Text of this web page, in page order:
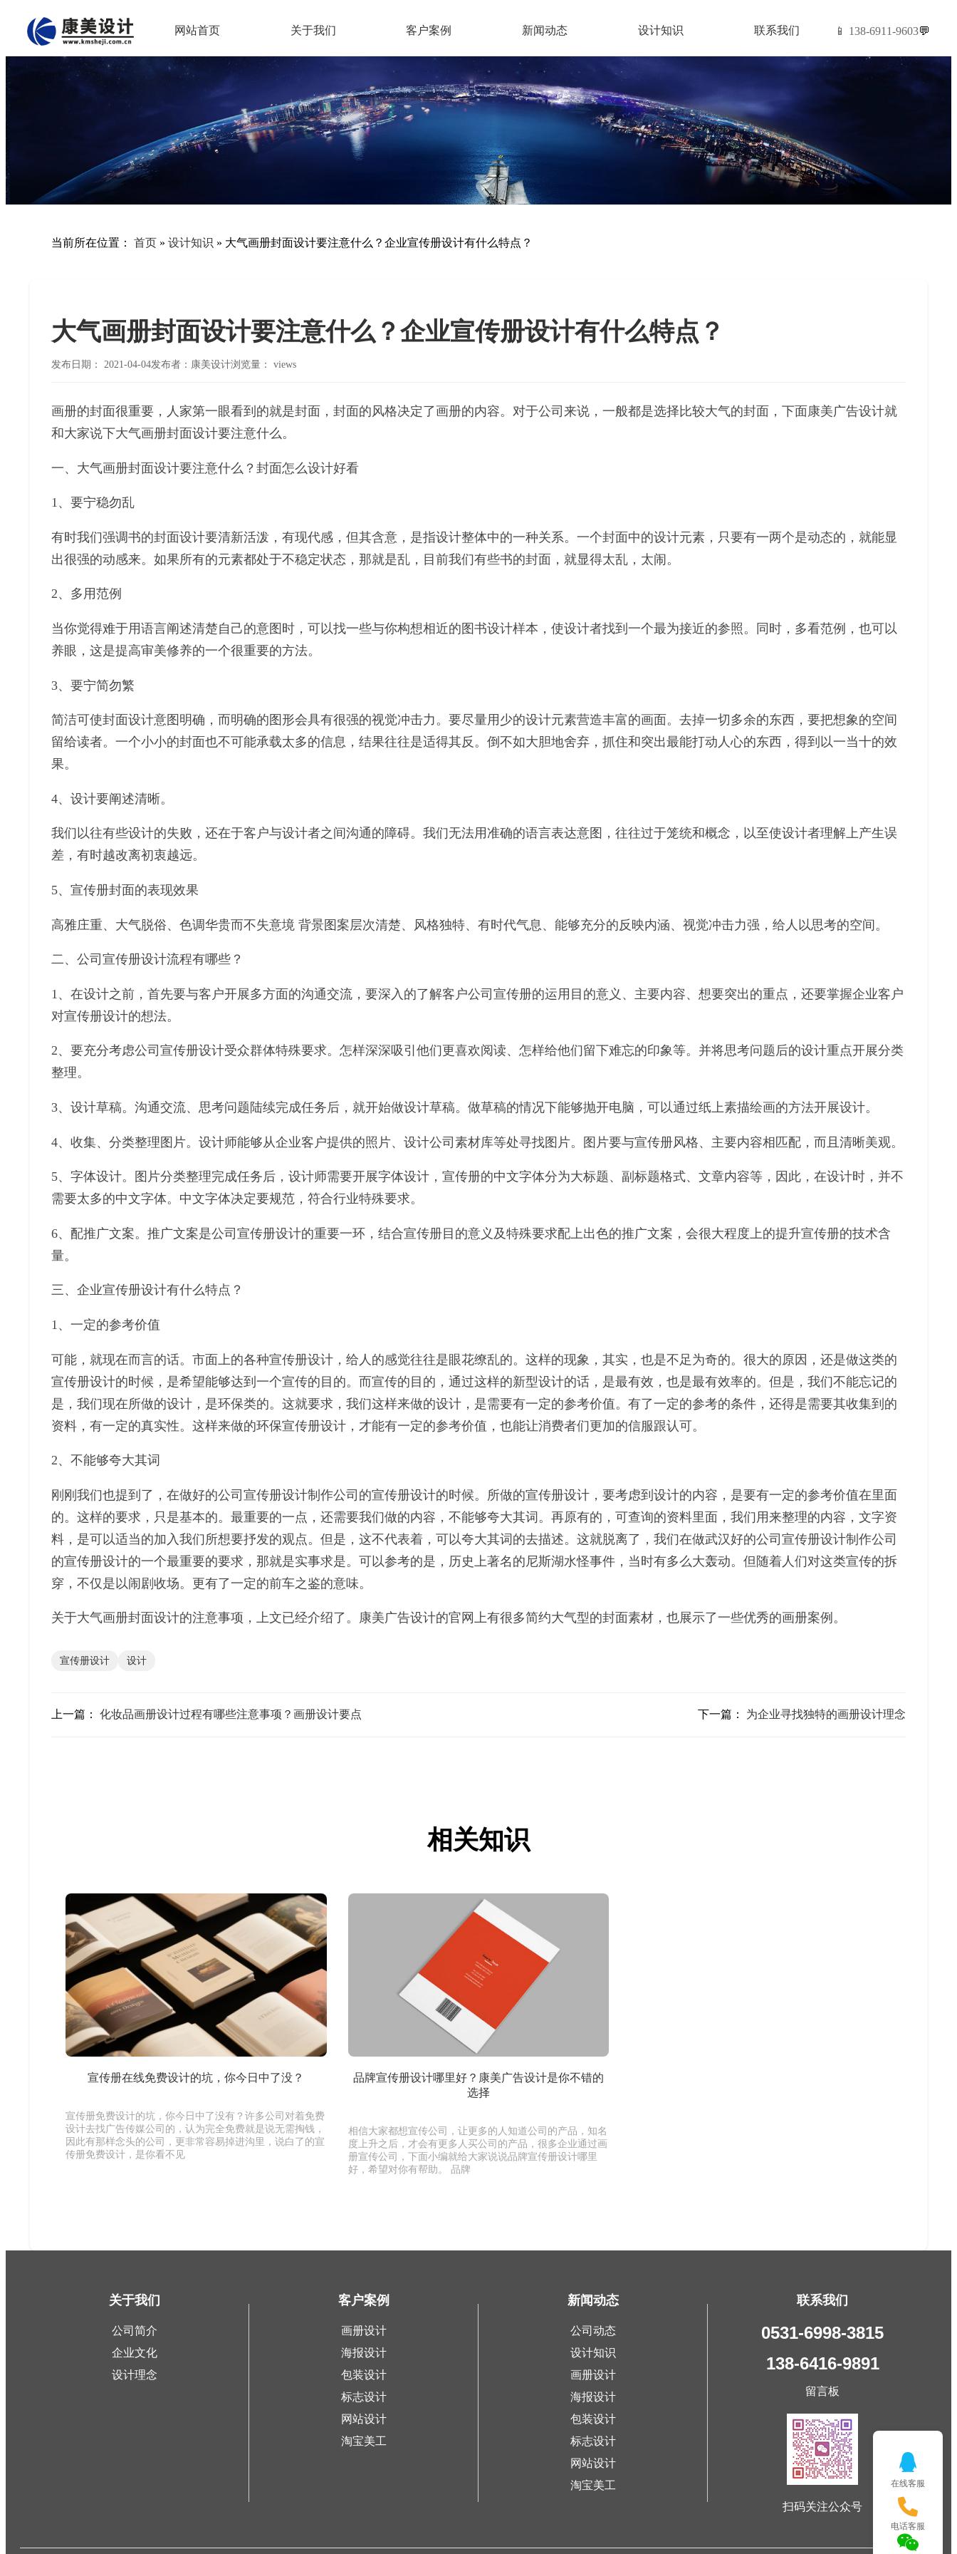
网站首页 关于我们 客户案例 新闻动态 设计知识 联系我们 📱 138-6911-9603💬
当前所在位置： 首页 » 设计知识 » 大气画册封面设计要注意什么？企业宣传册设计有什么特点？
大气画册封面设计要注意什么？企业宣传册设计有什么特点？
发布日期： 2021-04-04发布者：康美设计浏览量： views
画册的封面很重要，人家第一眼看到的就是封面，封面的风格决定了画册的内容。对于公司来说，一般都是选择比较大气的封面，下面康美广告设计就
和大家说下大气画册封面设计要注意什么。
一、大气画册封面设计要注意什么？封面怎么设计好看
1、要宁稳勿乱
有时我们强调书的封面设计要清新活泼，有现代感，但其含意，是指设计整体中的一种关系。一个封面中的设计元素，只要有一两个是动态的，就能显
出很强的动感来。如果所有的元素都处于不稳定状态，那就是乱，目前我们有些书的封面，就显得太乱，太闹。
2、多用范例
当你觉得难于用语言阐述清楚自己的意图时，可以找一些与你构想相近的图书设计样本，使设计者找到一个最为接近的参照。同时，多看范例，也可以
养眼，这是提高审美修养的一个很重要的方法。
3、要宁简勿繁
简洁可使封面设计意图明确，而明确的图形会具有很强的视觉冲击力。要尽量用少的设计元素营造丰富的画面。去掉一切多余的东西，要把想象的空间
留给读者。一个小小的封面也不可能承载太多的信息，结果往往是适得其反。倒不如大胆地舍弃，抓住和突出最能打动人心的东西，得到以一当十的效
果。
4、设计要阐述清晰。
我们以往有些设计的失败，还在于客户与设计者之间沟通的障碍。我们无法用准确的语言表达意图，往往过于笼统和概念，以至使设计者理解上产生误
差，有时越改离初衷越远。
5、宣传册封面的表现效果
高雅庄重、大气脱俗、色调华贵而不失意境 背景图案层次清楚、风格独特、有时代气息、能够充分的反映内涵、视觉冲击力强，给人以思考的空间。
二、公司宣传册设计流程有哪些？
1、在设计之前，首先要与客户开展多方面的沟通交流，要深入的了解客户公司宣传册的运用目的意义、主要内容、想要突出的重点，还要掌握企业客户
对宣传册设计的想法。
2、要充分考虑公司宣传册设计受众群体特殊要求。怎样深深吸引他们更喜欢阅读、怎样给他们留下难忘的印象等。并将思考问题后的设计重点开展分类
整理。
3、设计草稿。沟通交流、思考问题陆续完成任务后，就开始做设计草稿。做草稿的情况下能够抛开电脑，可以通过纸上素描绘画的方法开展设计。
4、收集、分类整理图片。设计师能够从企业客户提供的照片、设计公司素材库等处寻找图片。图片要与宣传册风格、主要内容相匹配，而且清晰美观。
5、字体设计。图片分类整理完成任务后，设计师需要开展字体设计，宣传册的中文字体分为大标题、副标题格式、文章内容等，因此，在设计时，并不
需要太多的中文字体。中文字体决定要规范，符合行业特殊要求。
6、配推广文案。推广文案是公司宣传册设计的重要一环，结合宣传册目的意义及特殊要求配上出色的推广文案，会很大程度上的提升宣传册的技术含
量。
三、企业宣传册设计有什么特点？
1、一定的参考价值
可能，就现在而言的话。市面上的各种宣传册设计，给人的感觉往往是眼花缭乱的。这样的现象，其实，也是不足为奇的。很大的原因，还是做这类的
宣传册设计的时候，是希望能够达到一个宣传的目的。而宣传的目的，通过这样的新型设计的话，是最有效，也是最有效率的。但是，我们不能忘记的
是，我们现在所做的设计，是环保类的。这就要求，我们这样来做的设计，是需要有一定的参考价值。有了一定的参考的条件，还得是需要其收集到的
资料，有一定的真实性。这样来做的环保宣传册设计，才能有一定的参考价值，也能让消费者们更加的信服跟认可。
2、不能够夸大其词
刚刚我们也提到了，在做好的公司宣传册设计制作公司的宣传册设计的时候。所做的宣传册设计，要考虑到设计的内容，是要有一定的参考价值在里面
的。这样的要求，只是基本的。最重要的一点，还需要我们做的内容，不能够夸大其词。再原有的，可查询的资料里面，我们用来整理的内容，文字资
料，是可以适当的加入我们所想要抒发的观点。但是，这不代表着，可以夸大其词的去描述。这就脱离了，我们在做武汉好的公司宣传册设计制作公司
的宣传册设计的一个最重要的要求，那就是实事求是。可以参考的是，历史上著名的尼斯湖水怪事件，当时有多么大轰动。但随着人们对这类宣传的拆
穿，不仅是以闹剧收场。更有了一定的前车之鉴的意味。
关于大气画册封面设计的注意事项，上文已经介绍了。康美广告设计的官网上有很多简约大气型的封面素材，也展示了一些优秀的画册案例。
宣传册设计 设计
上一篇： 化妆品画册设计过程有哪些注意事项？画册设计要点 下一篇： 为企业寻找独特的画册设计理念
相关知识
宣传册在线免费设计的坑，你今日中了没？
宣传册免费设计的坑，你今日中了没有？许多公司对着免费
设计去找广告传媒公司的，认为完全免费就是说无需掏钱，
因此有那样念头的公司，更非常容易掉进沟里，说白了的宣
传册免费设计，是你看不见
品牌宣传册设计哪里好？康美广告设计是你不错的
选择
相信大家都想宣传公司，让更多的人知道公司的产品，知名
度上升之后，才会有更多人买公司的产品，很多企业通过画
册宣传公司，下面小编就给大家说说品牌宣传册设计哪里
好，希望对你有帮助。 品牌
关于我们
公司简介
企业文化
设计理念
客户案例
画册设计
海报设计
包装设计
标志设计
网站设计
淘宝美工
新闻动态
公司动态
设计知识
画册设计
海报设计
包装设计
标志设计
网站设计
淘宝美工
联系我们
0531-6998-3815
138-6416-9891
留言板
扫码关注公众号
在线客服
电话客服